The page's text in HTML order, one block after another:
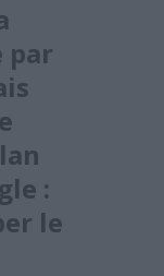
par
:
le